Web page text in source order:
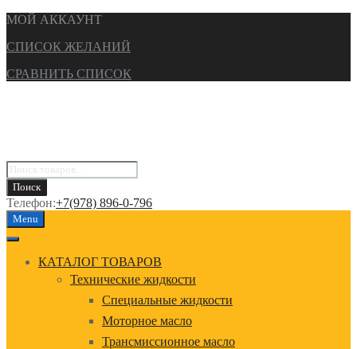
МОЙ АККАУНТ
СПИСОК ЖЕЛАНИЙ
СРАВНИТЬ СПИСОК
Поиск
товаров
Поиск
Телефон:+7(978) 896-0-796
Перейти
к
содержанию
Menu
КАТАЛОГ ТОВАРОВ
Технические жидкости
Специальные жидкости
Моторное масло
Трансмиссионное масло